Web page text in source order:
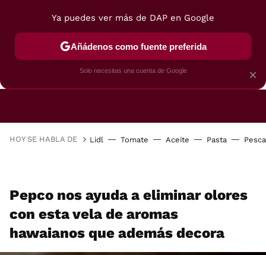
FREIDORAS DE AIRE GUÍAS DE
HOY SE HABLA DE Lidl Tomate Aceite Pasta
Pepco nos ayuda a eliminar olores
con esta vela de aromas
hawaianos que además decora
×
Ya puedes ver más de DAP en Google
Añádenos como fuente preferida
Solo necesitas una cuenta de Google